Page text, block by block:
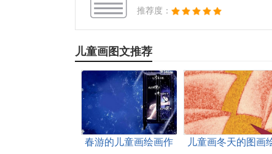
推荐度：
儿童画图文推荐
春游的儿童画绘画作
儿童画冬天的图画